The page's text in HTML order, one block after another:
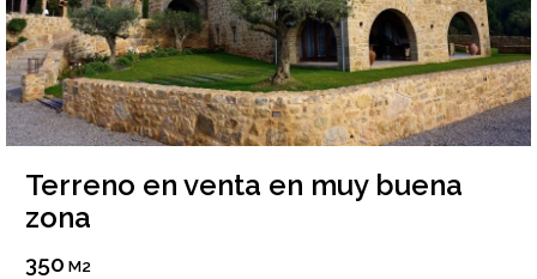
Terreno en venta en muy buena
zona
350 M2